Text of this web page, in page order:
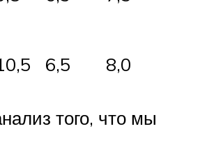
6,5 8,0
того, что мы